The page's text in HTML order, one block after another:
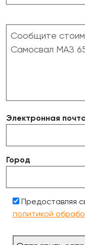
Электронная
Город
Предоставляя
политикой